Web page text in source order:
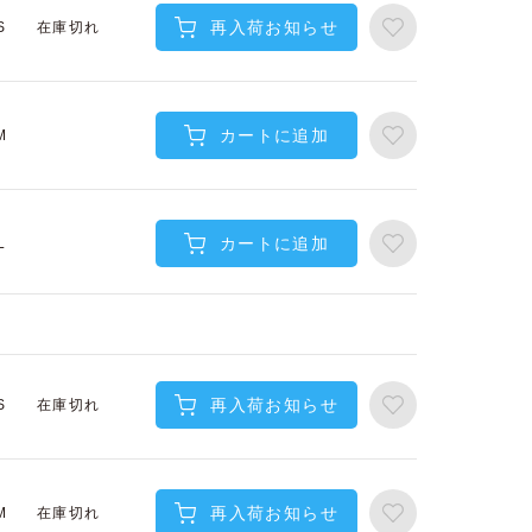
在庫切れ 再入荷お知らせ
カートに追加
カートに追加
在庫切れ 再入荷お知らせ
在庫切れ 再入荷お知らせ